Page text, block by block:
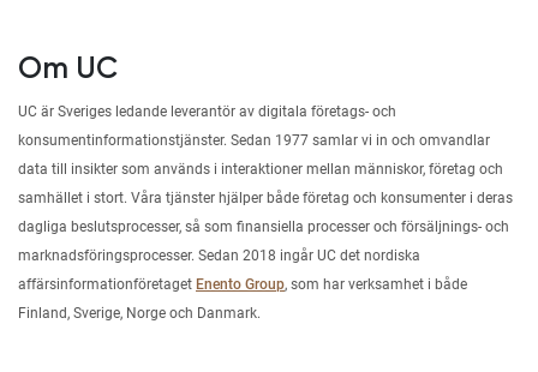
Om UC
UC är Sveriges ledande leverantör av digitala företags- och
konsumentinformationstjänster. Sedan 1977 samlar vi in och omvandlar
data till insikter som används i interaktioner mellan människor, företag och
samhället i stort. Våra tjänster hjälper både företag och konsumenter i deras
dagliga beslutsprocesser, så som finansiella processer och försäljnings- och
marknadsföringsprocesser. Sedan 2018 ingår UC det nordiska
affärsinformationföretaget Enento Group, som har verksamhet i både
Finland, Sverige, Norge och Danmark.